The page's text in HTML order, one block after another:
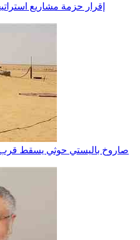
إقرار حزمة مشاريع
صاروخ باليستي حوثي يسقط قرب